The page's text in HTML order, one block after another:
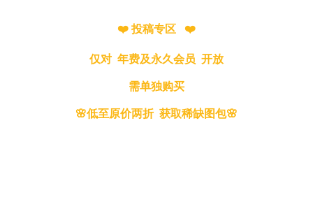
❤️ 投稿专区 ❤️
仅对 年费及永久会员 开放
需单独购买
🌸低至原价两折 获取稀缺图包🌸